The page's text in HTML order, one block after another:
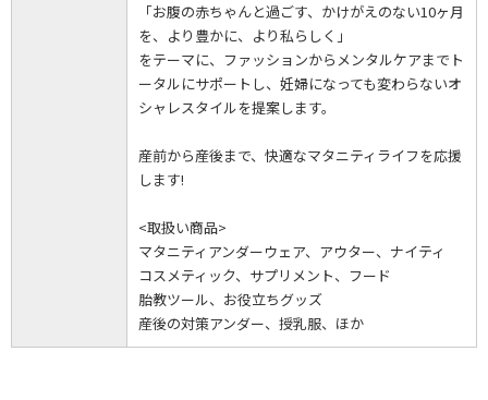
「お腹の赤ちゃんと過ごす、かけがえのない10ヶ月
を、より豊かに、より私らしく」
をテーマに、ファッションからメンタルケアまでト
ータルにサポートし、妊婦になっても変わらないオ
シャレスタイルを提案します。
産前から産後まで、快適なマタニティライフを応援
します!
<取扱い商品>
マタニティアンダーウェア、アウター、ナイティ
コスメティック、サプリメント、フード
胎教ツール、お役立ちグッズ
産後の対策アンダー、授乳服、ほか